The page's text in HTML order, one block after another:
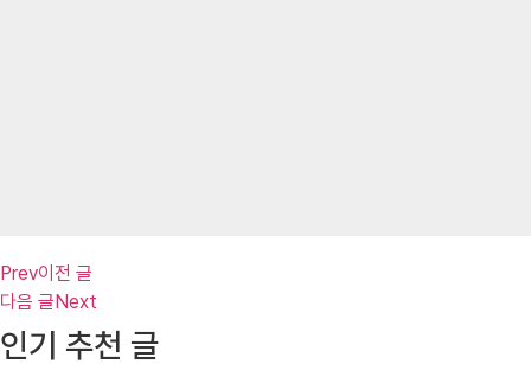
Prev이전 글
다음 글 Next
인기 추천 글